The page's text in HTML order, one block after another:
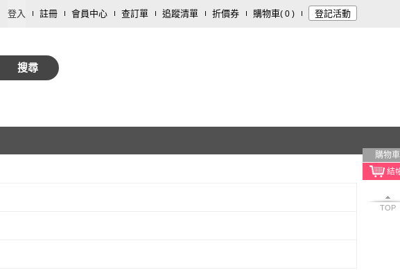
登入 註冊 會員中心 查訂單 追蹤清單 折價券 購物車( 0 ) 登記活動
搜尋
購物車
TOP